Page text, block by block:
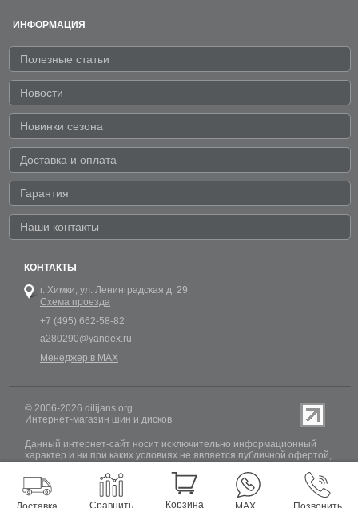
ИНФОРМАЦИЯ
Полезные статьи
Новости
Новинки сезона
Доставка и оплата
Гарантия
Наши контакты
КОНТАКТЫ
г. Химки, ул. Ленинградская д. 29
Схема проезда
+7 (495) 662-58-82
a280290@yandex.ru
Менеджер в MAX
© 2006-2026 dilijans.org.
Интернет-магазин шин и дисков
Данный интернет-сайт носит исключительно информационный
характер и ни при каких условиях не является публичной офертой,
определяемой положениями Статьи 437 (2) Гражданского кодекса
РФ. Обновление информации о наличии шин и дисков на сайте
Dilijans.org производится 24 часа в сутки, но не включает в себя
информацию о резервах.
Сравнить Корзина